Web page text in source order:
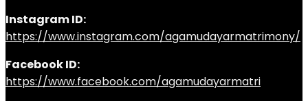
Instagram ID:
https://www.instagram.com/agamudayarmatrimony/
Facebook ID:
https://www.facebook.com/agamudayarmatri